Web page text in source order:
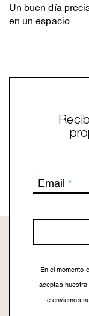
Un buen día
en un espacio...
Email *
En el momento
aceptas nuestra
te enviemos